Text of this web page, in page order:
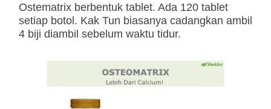
Ostematrix berbentuk tablet. Ada 120 tablet
setiap botol. Kak Tun biasanya cadangkan ambil
4 biji diambil sebelum waktu tidur.